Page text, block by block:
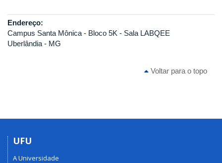
Endereço:
Campus Santa Mônica - Bloco 5K - Sala LABQEE
Uberlândia - MG
Voltar para o topo
UFU
A Universidade